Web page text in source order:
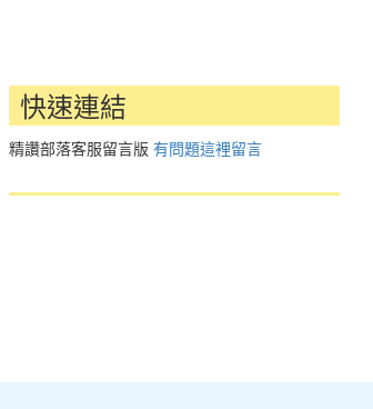
快速連結
精讚部落客服留言版 有問題這裡留言